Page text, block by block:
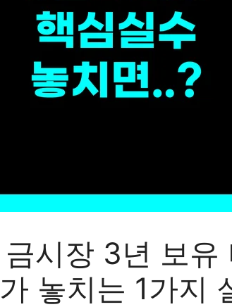
금시장 3년 보
놓치는 1가지